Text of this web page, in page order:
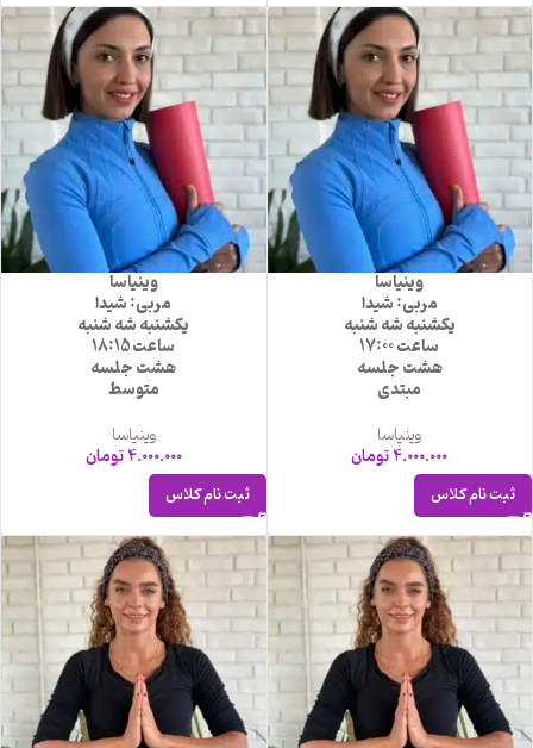
وینیاسا
مربی: شیدا
یکشنبه شه شنبه
ساعت 17:00
هشت جلسه
مبتدی
وینیاسا
4.000.000تومان
ثبت نام کلاس
وینیاسا
مربی: شیدا
یکشنبه شه شنبه
ساعت 18:15
هشت جلسه
متوسط
وینیاسا
4.000.000تومان
ثبت نام کلاس